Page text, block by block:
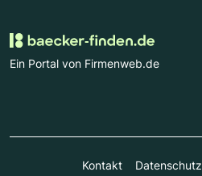
Ein Portal von Firmenweb.de
Kontakt Datenschutz